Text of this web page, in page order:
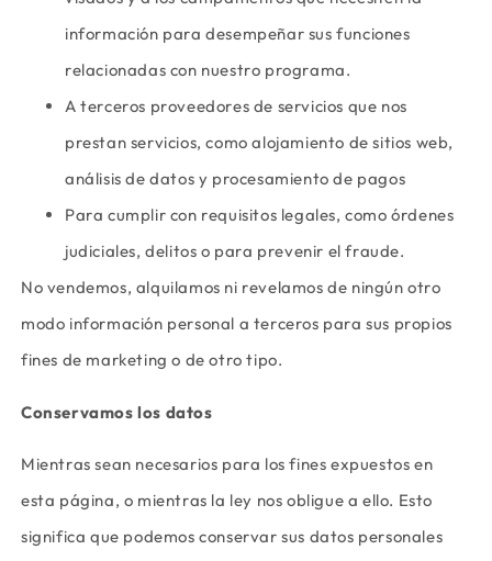
información para desempeñar sus funciones
relacionadas con nuestro programa.
A terceros proveedores de servicios que nos
prestan servicios, como alojamiento de sitios web,
análisis de datos y procesamiento de pagos
Para cumplir con requisitos legales, como órdenes
judiciales, delitos o para prevenir el fraude.
No vendemos, alquilamos ni revelamos de ningún otro
modo información personal a terceros para sus propios
fines de marketing o de otro tipo.
Conservamos los datos
Mientras sean necesarios para los fines expuestos en
esta página, o mientras la ley nos obligue a ello. Esto
significa que podemos conservar sus datos personales